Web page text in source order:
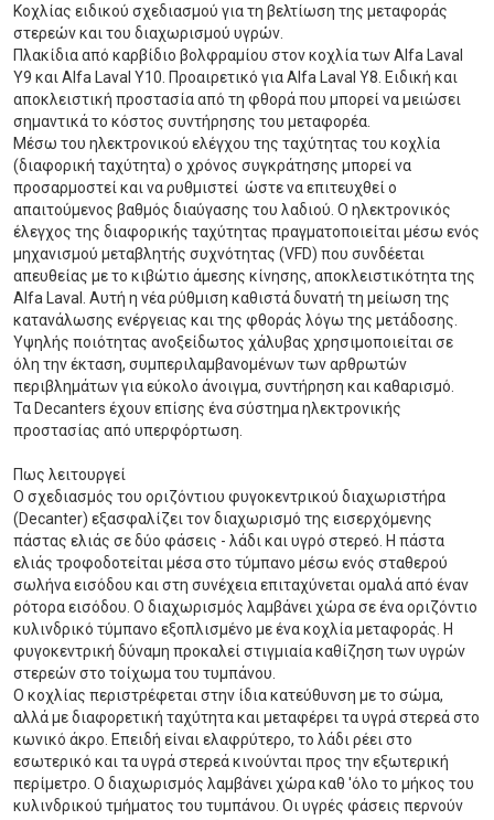
Κοχλίας ειδικού σχεδιασμού για τη βελτίωση της μεταφοράς
στερεών και του διαχωρισμού υγρών.
Πλακίδια από καρβίδιο βολφραμίου στον κοχλία των Alfa Laval
Y9 και Alfa Laval Y10. Προαιρετικό για Alfa Laval Y8. Ειδική και
αποκλειστική προστασία από τη φθορά που μπορεί να μειώσει
σημαντικά το κόστος συντήρησης του μεταφορέα.
Μέσω του ηλεκτρονικού ελέγχου της ταχύτητας του κοχλία
(διαφορική ταχύτητα) ο χρόνος συγκράτησης μπορεί να
προσαρμοστεί και να ρυθμιστεί ώστε να επιτευχθεί ο
απαιτούμενος βαθμός διαύγασης του λαδιού. Ο ηλεκτρονικός
έλεγχος της διαφορικής ταχύτητας πραγματοποιείται μέσω ενός
μηχανισμού μεταβλητής συχνότητας (VFD) που συνδέεται
απευθείας με το κιβώτιο άμεσης κίνησης, αποκλειστικότητα της
Alfa Laval. Αυτή η νέα ρύθμιση καθιστά δυνατή τη μείωση της
κατανάλωσης ενέργειας και της φθοράς λόγω της μετάδοσης.
Υψηλής ποιότητας ανοξείδωτος χάλυβας χρησιμοποιείται σε
όλη την έκταση, συμπεριλαμβανομένων των αρθρωτών
περιβλημάτων για εύκολο άνοιγμα, συντήρηση και καθαρισμό.
Τα Decanters έχουν επίσης ένα σύστημα ηλεκτρονικής
προστασίας από υπερφόρτωση.
Πως λειτουργεί
Ο σχεδιασμός του οριζόντιου φυγοκεντρικού διαχωριστήρα
(Decanter) εξασφαλίζει τον διαχωρισμό της εισερχόμενης
πάστας ελιάς σε δύο φάσεις - λάδι και υγρό στερεό. Η πάστα
ελιάς τροφοδοτείται μέσα στο τύμπανο μέσω ενός σταθερού
σωλήνα εισόδου και στη συνέχεια επιταχύνεται ομαλά από έναν
ρότορα εισόδου. Ο διαχωρισμός λαμβάνει χώρα σε ένα οριζόντιο
κυλινδρικό τύμπανο εξοπλισμένο με ένα κοχλία μεταφοράς. Η
φυγοκεντρική δύναμη προκαλεί στιγμιαία καθίζηση των υγρών
στερεών στο τοίχωμα του τυμπάνου.
Ο κοχλίας περιστρέφεται στην ίδια κατεύθυνση με το σώμα,
αλλά με διαφορετική ταχύτητα και μεταφέρει τα υγρά στερεά στο
κωνικό άκρο. Επειδή είναι ελαφρύτερο, το λάδι ρέει στο
εσωτερικό και τα υγρά στερεά κινούνται προς την εξωτερική
περίμετρο. Ο διαχωρισμός λαμβάνει χώρα καθ 'όλο το μήκος του
κυλινδρικού τμήματος του τυμπάνου. Οι υγρές φάσεις περνούν